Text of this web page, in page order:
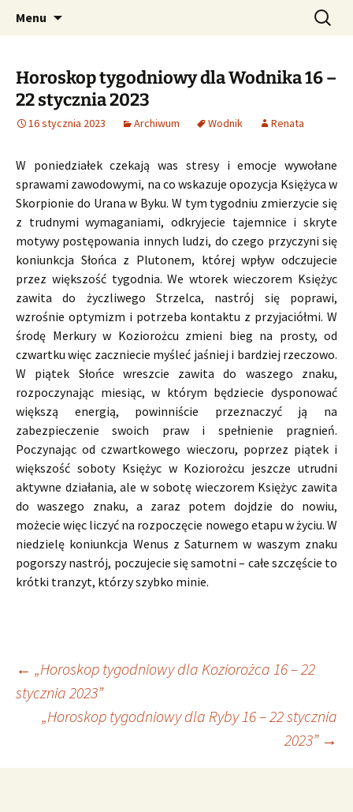
CzaroMarowy horoskop
dzienny, miesięczny i
tygodniowy
Profesjonalne przepowiednie astrologiczne
Menu Szukaj:
Horoskop tygodniowy dla Wodnika 16 –
22 stycznia 2023
16 stycznia 2023 Archiwum Wodnik Renata
W poniedziałek czekają was stresy i emocje wywołane
sprawami zawodowymi, na co wskazuje opozycja Księżyca w
Skorpionie do Urana w Byku. W tym tygodniu zmierzycie się
z trudnymi wymaganiami, odkryjecie tajemnice i skryte
motywy postępowania innych ludzi, do czego przyczyni się
koniunkcja Słońca z Plutonem, której wpływ odczujecie
przez większość tygodnia. We wtorek wieczorem Księżyc
zawita do życzliwego Strzelca, nastrój się poprawi,
wzrośnie optymizm i potrzeba kontaktu z przyjaciółmi. W
środę Merkury w Koziorożcu zmieni bieg na prosty, od
czwartku więc zaczniecie myśleć jaśniej i bardziej rzeczowo.
W piątek Słońce wreszcie zawita do waszego znaku,
rozpoczynając miesiąc, w którym będziecie dysponować
większą energią, powinniście przeznaczyć ją na
zabezpieczenie swoich praw i spełnienie pragnień.
Poczynając od czwartkowego wieczoru, poprzez piątek i
większość soboty Księżyc w Koziorożcu jeszcze utrudni
aktywne działania, ale w sobotę wieczorem Księżyc zawita
do waszego znaku, a zaraz potem dojdzie do nowiu,
możecie więc liczyć na rozpoczęcie nowego etapu w życiu. W
niedzielę koniunkcja Wenus z Saturnem w waszym znaku
pogorszy nastrój, poczujecie się samotni – całe szczęście to
krótki tranzyt, którzy szybko minie.
Nawigacja
wpisu
← „Horoskop tygodniowy dla Koziorożca 16 – 22
stycznia 2023”
„Horoskop tygodniowy dla Ryby 16 – 22 stycznia
2023” →